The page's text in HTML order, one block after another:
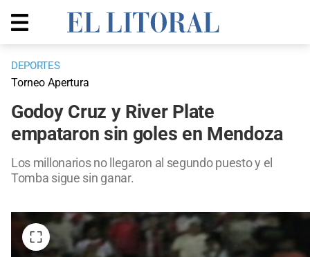
DEPORTES
Torneo Apertura
Godoy Cruz y River Plate
empataron sin goles en Mendoza
Los millonarios no llegaron al segundo puesto y el
Tomba sigue sin ganar.